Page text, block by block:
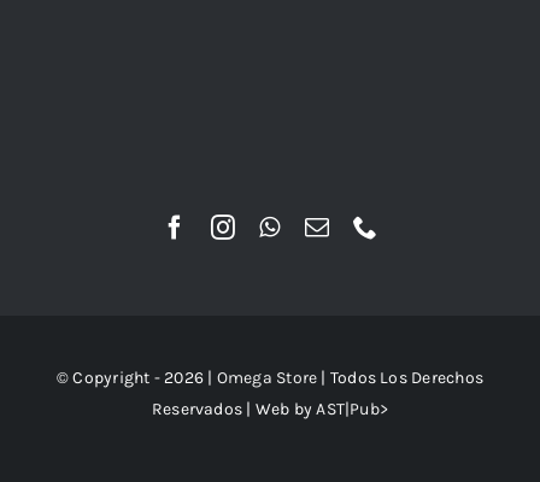
© Copyright - 2026 | Omega Store | Todos Los Derechos
Reservados | Web byAST|Pub>